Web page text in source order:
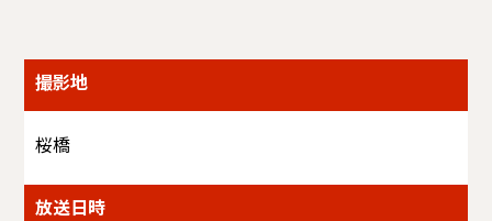
撮影地
桜橋
放送日時